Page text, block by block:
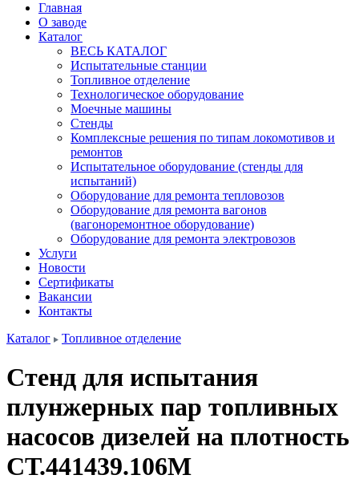
Главная
О заводе
Каталог
ВЕСЬ КАТАЛОГ
Испытательные станции
Топливное отделение
Технологическое оборудование
Моечные машины
Стенды
Комплексные решения по типам локомотивов и
ремонтов
Испытательное оборудование (стенды для
испытаний)
Оборудование для ремонта тепловозов
Оборудование для ремонта вагонов
(вагоноремонтное оборудование)
Оборудование для ремонта электровозов
Услуги
Новости
Сертификаты
Вакансии
Контакты
Каталог
Топливное отделение
Стенд для испытания
плунжерных пар топливных
насосов дизелей на плотность
СТ.441439.106М